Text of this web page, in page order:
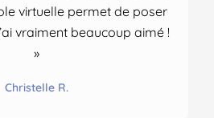
virtuelle permet de poser
vraiment beaucoup aimé !
»
Christelle R.